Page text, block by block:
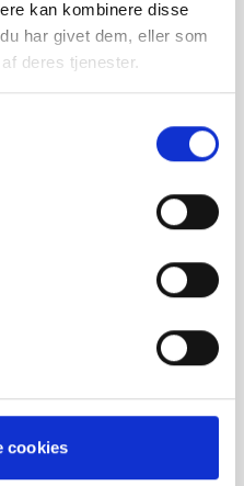
kan kombinere disse
har givet dem, eller som
deres tjenester.
cookies
til din smartphone og